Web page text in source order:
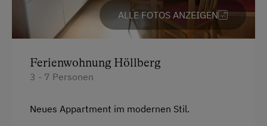
ALLE FOTOS ANZEIGEN
Ferienwohnung Höllberg
3 - 7 Personen
Neues Appartment im modernen Stil.